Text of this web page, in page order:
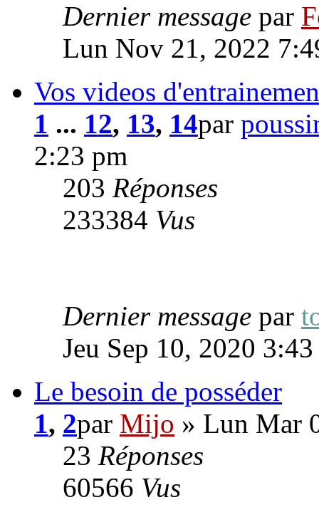
Dernier message par
Lun Nov 21, 2022
Vos videos
1 ... 12, 13, 14par
2:23 pm
203 Réponses
233384 Vus
Dernier message par
Jeu Sep 10, 2020
Le besoin de posséder
1, 2par Mijo » Lun Mar
23 Réponses
60566 Vus